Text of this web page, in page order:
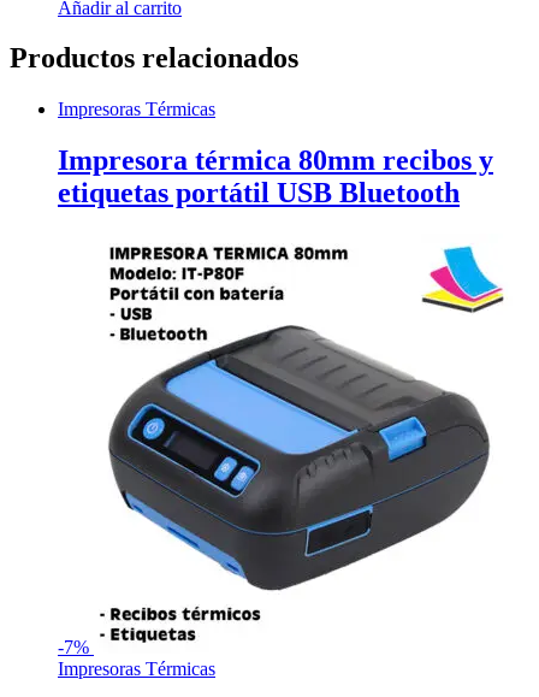
Añadir al carrito
Productos relacionados
Impresoras Térmicas
Impresora térmica 80mm recibos y
etiquetas portátil USB Bluetooth
-7%
Impresoras Térmicas